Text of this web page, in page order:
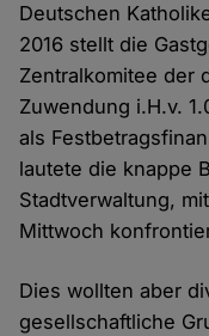
Deutschen
2016 stellt die
Zentralkomitee der
Zuwendung i.H.v.
als
lautete die knappe
Stadtverwaltung,
Mittwoch
Dies wollten aber
gesellschaftliche